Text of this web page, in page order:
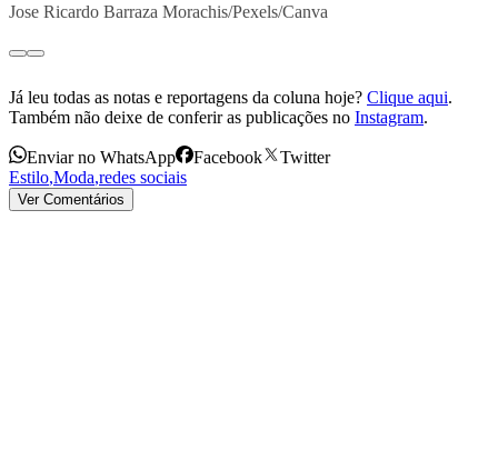
Jose Ricardo Barraza Morachis/Pexels/Canva
Já leu todas as notas e reportagens da coluna hoje? Clique aqui.
Também não deixe de conferir as publicações no Instagram.
Enviar no WhatsApp Facebook
Twitter
Estilo,Moda,redes sociais
Ver Comentários